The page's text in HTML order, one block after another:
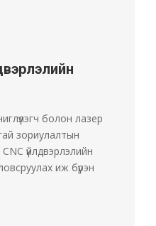
болон лазер
зориулалтын
үйлдвэрлэлийн
иж бүрэн